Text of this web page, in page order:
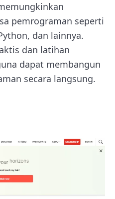
pemrograman seperti
dan lainnya.
dan latihan
dapat membangun
secara langsung.